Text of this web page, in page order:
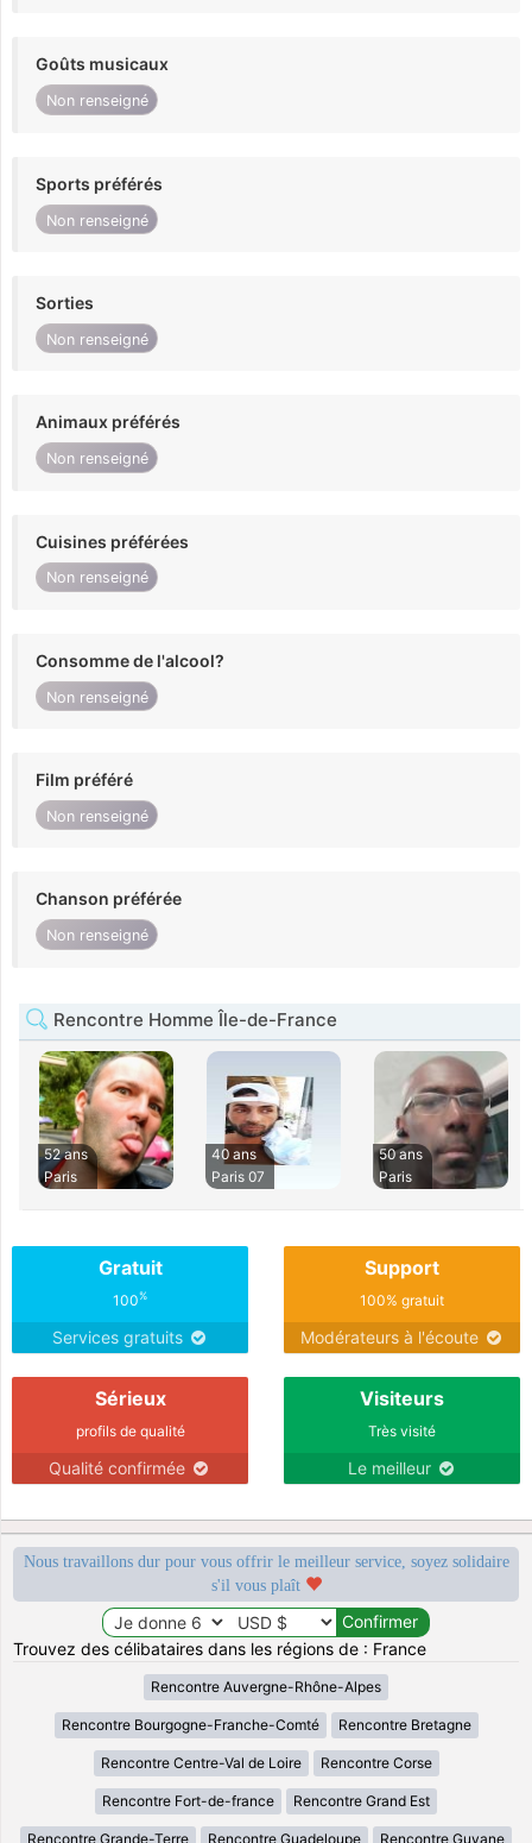
Goûts musicaux
Non renseigné
Sports préférés
Non renseigné
Sorties
Non renseigné
Animaux préférés
Non renseigné
Cuisines préférées
Non renseigné
Consomme de l'alcool?
Non renseigné
Film préféré
Non renseigné
Chanson préférée
Non renseigné
Rencontre Homme Île-de-France
52 ans
Paris
40 ans
Paris 07
50 ans
Paris
Gratuit
100%
Services gratuits
Support
100% gratuit
Modérateurs à l'écoute
Sérieux
profils de qualité
Qualité confirmée
Visiteurs
Très visité
Le meilleur
Nous travaillons dur pour vous offrir le meilleur service, soyez solidaire
s'il vous plaît
Trouvez des célibataires dans les régions de : France
Rencontre Auvergne-Rhône-Alpes
Rencontre Bourgogne-Franche-Comté Rencontre Bretagne
Rencontre Centre-Val de Loire Rencontre Corse
Rencontre Fort-de-france Rencontre Grand Est
Rencontre Grande-Terre Rencontre Guadeloupe Rencontre Guyane